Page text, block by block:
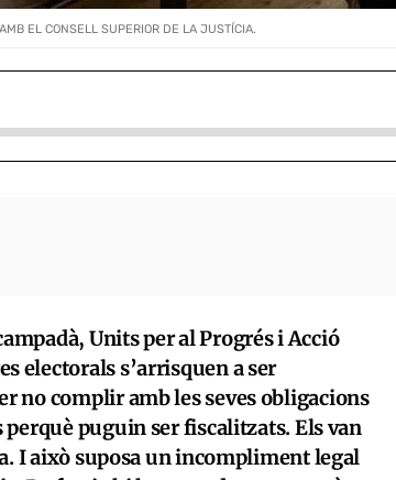
EL CONSELL SUPERIOR DE LA JUSTÍCIA.
Units per al Progrés i Acció
electorals s’arrisquen a ser
no complir amb les seves obligacions
puguin ser fiscalitzats. Els van
I això suposa un incompliment legal